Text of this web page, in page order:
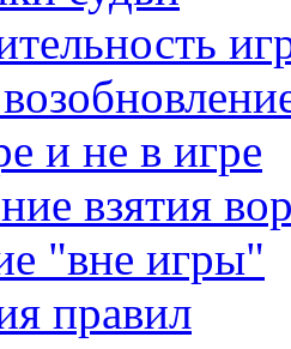
и не в игре
взятия
"вне игры"
правил